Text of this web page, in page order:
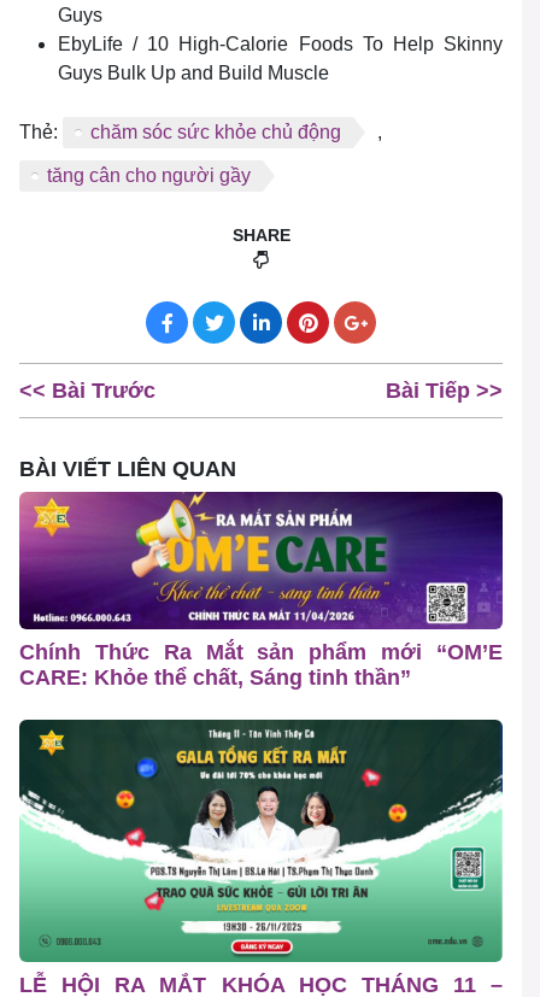
Guys
EbyLife / 10 High-Calorie Foods To Help Skinny
Guys Bulk Up and Build Muscle
Thẻ: chăm sóc sức khỏe chủ động ,
tăng cân cho người gầy
SHARE
<< Bài Trước Bài Tiếp >>
BÀI VIẾT LIÊN QUAN
Chính Thức Ra Mắt sản phẩm mới “OM’E
CARE: Khỏe thể chất, Sáng tinh thần”
LỄ HỘI RA MẮT KHÓA HỌC THÁNG 11 –